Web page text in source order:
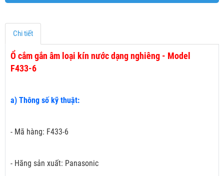
Chi tiết
Ổ cắm gắn âm loại kín nước dạng nghiêng - Model
F433-6
a) Thông số kỹ thuật:
- Mã hàng: F433-6
- Hãng sản xuất: Panasonic